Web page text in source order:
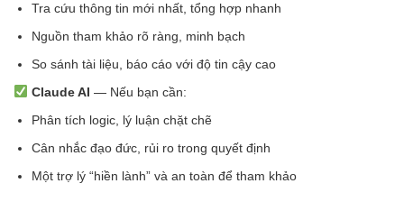
Tra cứu thông tin mới nhất, tổng hợp nhanh
Nguồn tham khảo rõ ràng, minh bạch
So sánh tài liệu, báo cáo với độ tin cậy cao
Claude AI — Nếu bạn cần:
Phân tích logic, lý luận chặt chẽ
Cân nhắc đạo đức, rủi ro trong quyết định
Một trợ lý “hiền lành” và an toàn để tham khảo